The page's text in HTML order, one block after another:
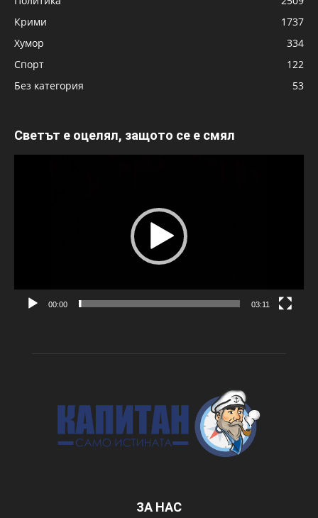
Крими
1737
Хумор
334
Спорт
122
Без категория
53
Светът е оцелял, защото се е смял
00:00 03:11
ЗА НАС